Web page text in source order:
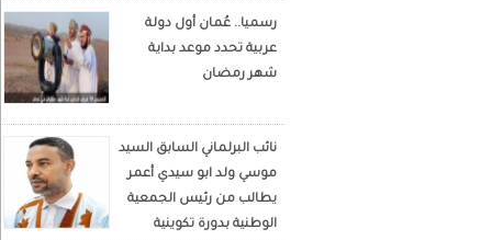
Écrivain et analyste
politique
رسميا.. عُمان أول دولة
عربية تحدد موعد بداية
شهر رمضان
نائب البرلماني السابق السيد
موسي ولد ابو سيدي أعمر
يطالب من رئيس الجمعية
الوطنية بدورة تكوينية